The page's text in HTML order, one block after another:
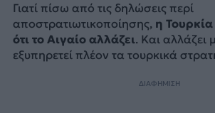
Γιατί πίσω από τις δηλώσεις περί
αποστρατιωτικοποίησης,η Τουρκία
ότι το Αιγαίο αλλάζει. Και αλλάζει
εξυπηρετεί πλέον τα τουρκικά
ΔΙΑΦΗΜΙΣΗ